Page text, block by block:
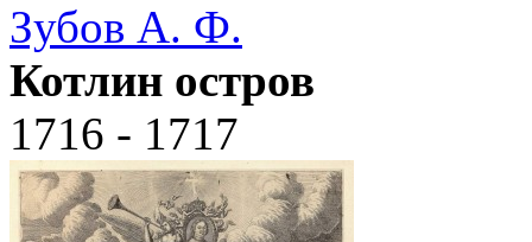
Зубов А. Ф.
Котлин остров
1716 - 1717